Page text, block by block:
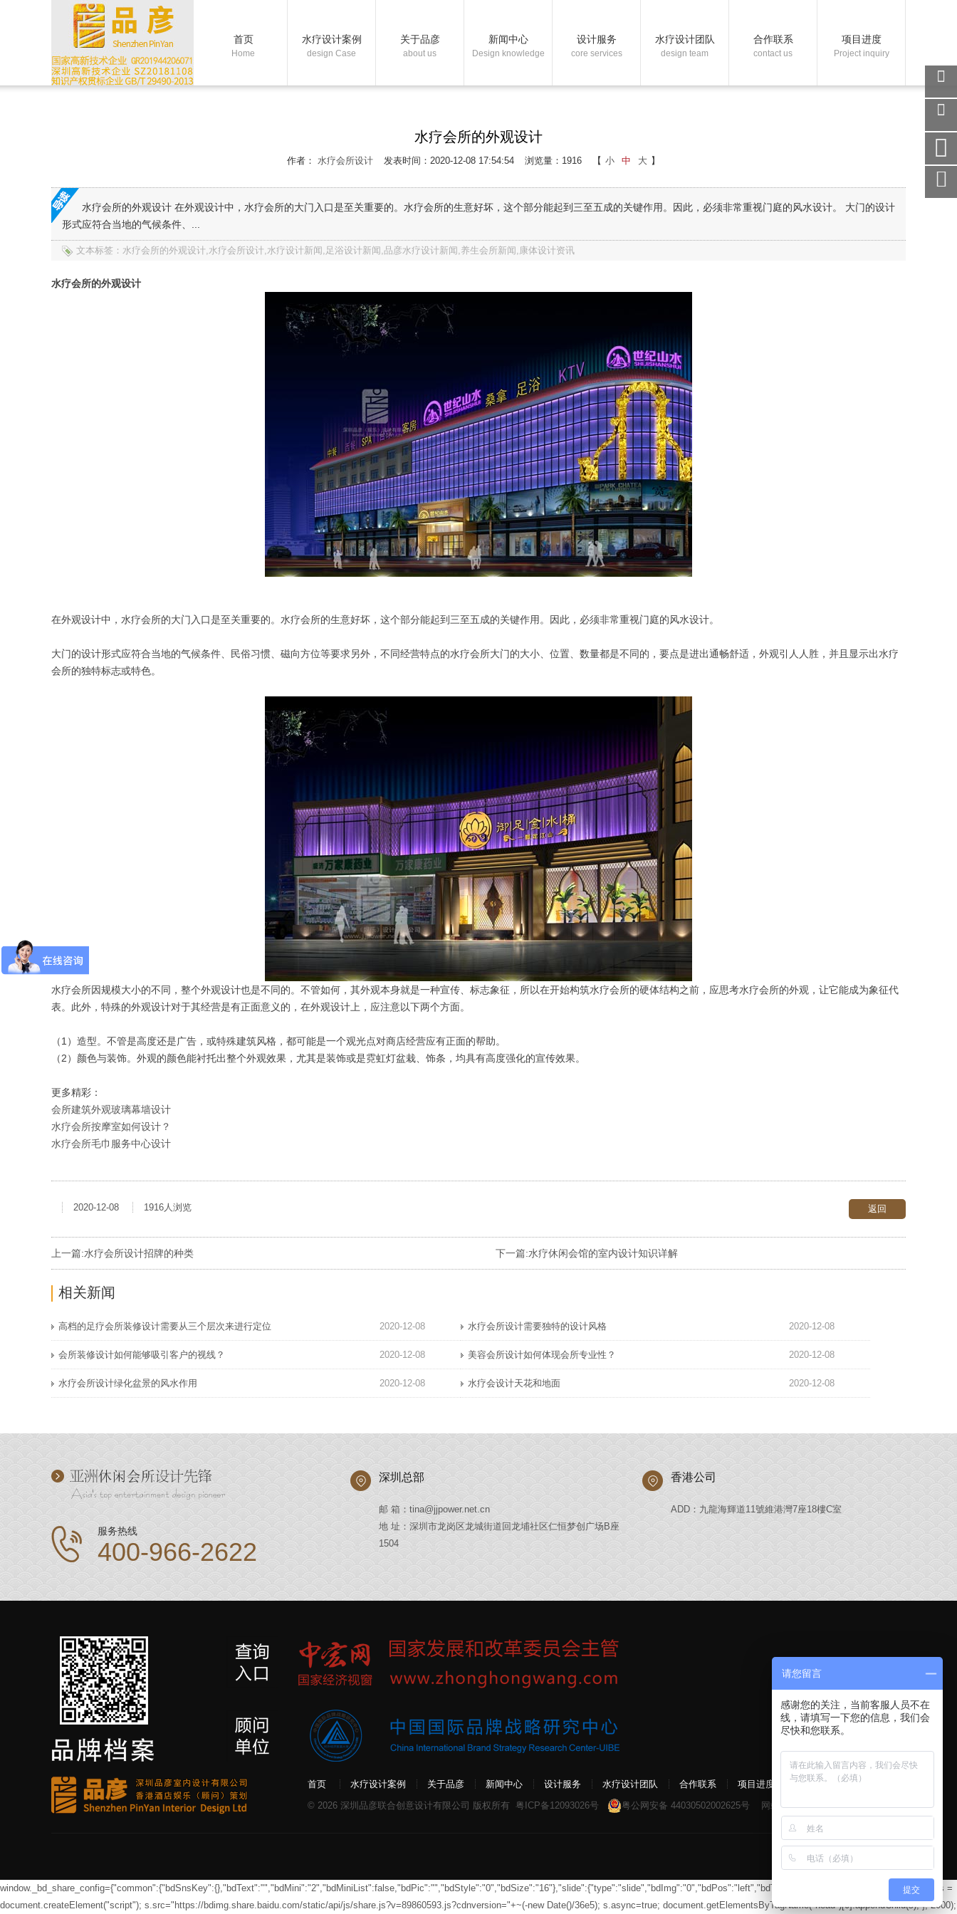
首页
Home
水疗设计案例
design Case
关于品彦
about us
新闻中心
Design knowledge
设计服务
core services
水疗设计团队
design team
合作联系
contact us
项目进度
Project inquiry
水疗会所的外观设计
作者： 水疗会所设计 发表时间：2020-12-08 17:54:54 浏览量：1916 【 小 中 大 】
水疗会所的外观设计 在外观设计中，水疗会所的大门入口是至关重要的。水疗会所的生意好坏，这个部分能起到三至五成的关键作用。因此，必须非常重视门庭的风水设计。 大门的设计
形式应符合当地的气候条件、...
文本标签：水疗会所的外观设计,水疗会所设计,水疗设计新闻,足浴设计新闻,品彦水疗设计新闻,养生会所新闻,康体设计资讯
水疗会所的外观设计
在外观设计中，水疗会所的大门入口是至关重要的。水疗会所的生意好坏，这个部分能起到三至五成的关键作用。因此，必须非常重视门庭的风水设计。
大门的设计形式应符合当地的气候条件、民俗习惯、磁向方位等要求另外，不同经营特点的水疗会所大门的大小、位置、数量都是不同的，要点是进出通畅舒适，外观引人人胜，并且显示出水疗
会所的独特标志或特色。
水疗会所因规模大小的不同，整个外观设计也是不同的。不管如何，其外观本身就是一种宣传、标志象征，所以在开始构筑水疗会所的硬体结构之前，应思考水疗会所的外观，让它能成为象征代
表。此外，特殊的外观设计对于其经营是有正面意义的，在外观设计上，应注意以下两个方面。
（1）造型。不管是高度还是广告，或特殊建筑风格，都可能是一个观光点对商店经营应有正面的帮助。
（2）颜色与装饰。外观的颜色能衬托出整个外观效果，尤其是装饰或是霓虹灯盆栽、饰条，均具有高度强化的宣传效果。
更多精彩：
会所建筑外观玻璃幕墙设计
水疗会所按摩室如何设计？
水疗会所毛巾服务中心设计
返回
2020-12-08 1916人浏览
上一篇:水疗会所设计招牌的种类 下一篇:水疗休闲会馆的室内设计知识详解
相关新闻
高档的足疗会所装修设计需要从三个层次来进行定位 2020-12-08 水疗会所设计需要独特的设计风格 2020-12-08
会所装修设计如何能够吸引客户的视线？ 2020-12-08 美容会所设计如何体现会所专业性？ 2020-12-08
水疗会所设计绿化盆景的风水作用 2020-12-08 水疗会设计天花和地面 2020-12-08
服务热线
400-966-2622
深圳总部
邮 箱：tina@jjpower.net.cn
地 址：深圳市龙岗区龙城街道回龙埔社区仁恒梦创广场B座
1504
香港公司
ADD：九龍海輝道11號維港灣7座18樓C室
首页 水疗设计案例 关于品彦 新闻中心 设计服务 水疗设计团队 合作联系
项目进度
© 2026 深圳品彦联合创意设计有限公司 版权所有 粤ICP备12093026号 粤公网安备 44030502002625号 网站地图 免责申明
window._bd_share_config={"common":{"bdSnsKey":{},"bdText":"","bdMini":"2","bdMiniList":false,"bdPic":"","bdStyle":"0","bdSize":"16"},"slide":{"type":"slide","bdImg":"0","bdPos":"left","bdTop":"160.5"}}; setTimeout(function(){var s =
document.createElement("script"); s.src="https://bdimg.share.baidu.com/static/api/js/share.js?v=89860593.js?cdnversion="+~(-new Date()/36e5); s.async=true; document.getElementsByTagName("head")[0].appendChild(s); }, 2000);
关注
微信
在线
手机
访问
请您留言
感谢您的关注，当前客服人员不在
线，请填写一下您的信息，我们会
尽快和您联系。
提交